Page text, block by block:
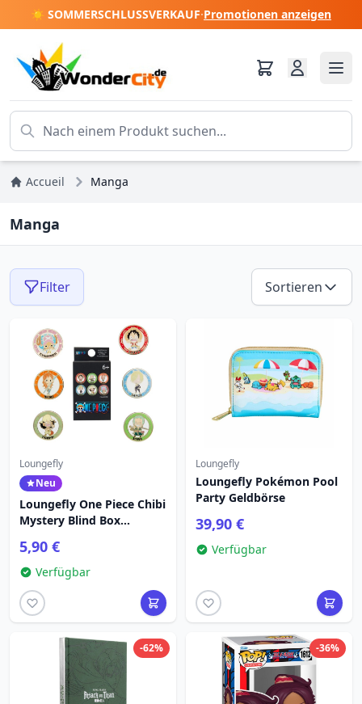
☀️ SOMMERSCHLUSSVERKAUF·Promotionen anzeigen
Accueil Manga
Manga
Filter Sortieren
Loungefly
Neu
Loungefly One Piece Chibi
Mystery Blind Box
Farben)
5,90 €
Verfügbar
Loungefly
Loungefly Pokémon Pool
Party Geldbörse
39,90 €
Verfügbar
-62% -36%